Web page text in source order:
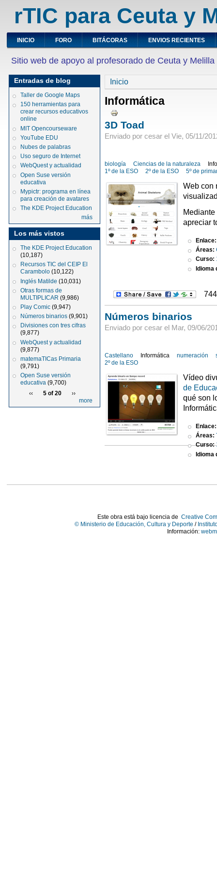
rTIC para Ceuta y
INICIO FORO BITÁCORAS ENVIOS RECIENTES
Sitio web de apoyo al profesorado de Ceuta y Melilla
Entradas de blog
Taller de Google Maps
150 herramientas para
crear recursos educativos
online
MIT Opencourseware
YouTube EDU
Nubes de palabras
Uso seguro de Internet
WebQuest y actualidad
Open Suse versión
educativa
Mypictr: programa en línea
para creación de avatares
The KDE Project Education
más
Los más vistos
The KDE Project Education
(10,187)
Recursos TIC del CEIP El
Carambolo (10,122)
Inglés Matilde (10,031)
Otras formas de
MULTIPLICAR (9,986)
Play Comic (9,947)
Números binarios (9,901)
Divisiones con tres cifras
(9,877)
WebQuest y actualidad
(9,877)
matemaTICas Primaria
(9,791)
Open Suse versión
educativa (9,700)
‹‹
5 of 20
››
more
Inicio
Informática
3D Toad
Enviado por cesar el Vie, 05/11/
biología Ciencias de la naturaleza
1º de la ESO
2º de la ESO 5º de
Web con
apreciar
Áreas:
Curso:
Idioma
Números binarios
Enviado por cesar el Mar, 09/06/
Castellano Informática numeración
2º de la ESO
Vídeo
de
qué son
Áreas:
Curso:
Idioma
Este obra está bajo licencia de Creative
© Ministerio de Educación, Cultura y Deporte /
Información: